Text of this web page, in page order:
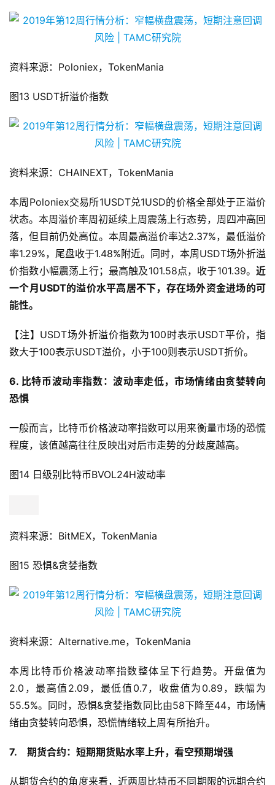
图12 USDR兑USD汇率
资料来源：Poloniex，TokenMania
图13 USDT折溢价指数
资料来源：CHAINEXT，TokenMania
本周Poloniex交易所1USDT兑1USD的价格全部处于正溢价
状态。本周溢价率周初延续上周震荡上行态势，周四冲高回
落，但目前仍处高位。本周最高溢价率达2.37%，最低溢价
率1.29%，尾盘收于1.48%附近。同时，本周USDT场外折溢
价指数小幅震荡上行；最高触及101.58点，收于101.39。
能性。
数大于100表示USDT溢价，小于100则表示USDT折价。
恐惧
程度，该值越高往往反映出对后市走势的分歧度越高。
资料来源：BitMEX，TokenMania
图15 恐惧&贪婪指数
资料来源：Alternative.me，TokenMania
本周比特币价格波动率指数整体呈下行趋势。开盘值为
2.0，最高值2.09，最低值0.7，收盘值为0.89，跌幅为
绪由贪婪转向恐惧，恐慌情绪较上周有所抬升。
7. 期货合约：短期期货贴水率上升，看空预期增强